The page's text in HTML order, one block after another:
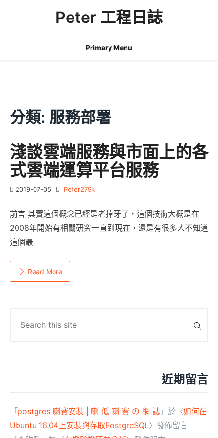
Peter 工程日誌
Primary Menu
分類: 服務部署
淺談雲端服務與市面上的各
式雲端運算平台服務
2019-07-05 Peter279k
前言 其實這個概念已經是老掉牙了，這個技術大概是在
2008年開始有相關研究一直到現在，還是有很多人不知道
這個最
Read More
for:
近期留言
「 postgres 喇賽安裝 | 喇 低 喇 賽 の 網 誌 」於〈如何在
Ubuntu 16.04上安裝與存取PostgreSQL〉發佈留言